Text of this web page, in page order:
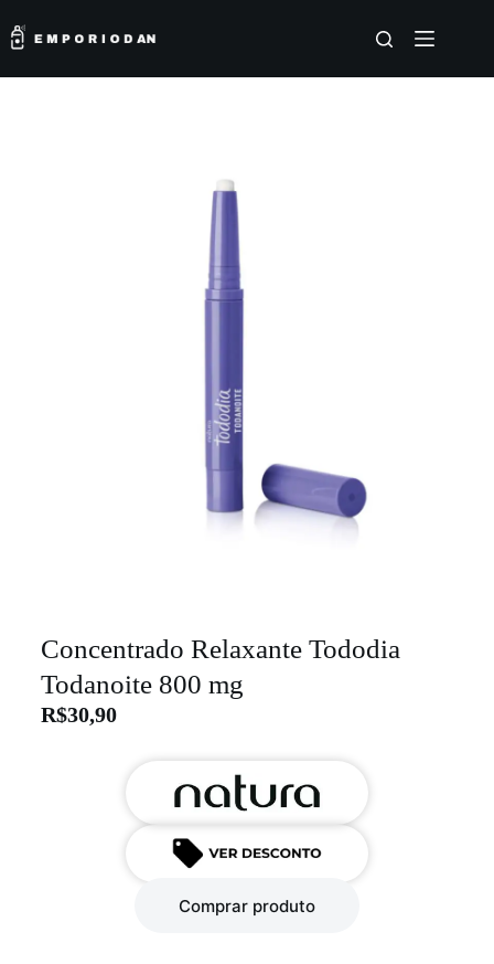
Concentrado Relaxante Tododia
Todanoite 800 mg
R$30,90
Comprar produto